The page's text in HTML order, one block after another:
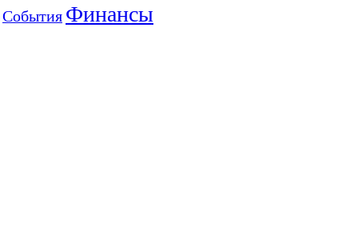
События Финансы